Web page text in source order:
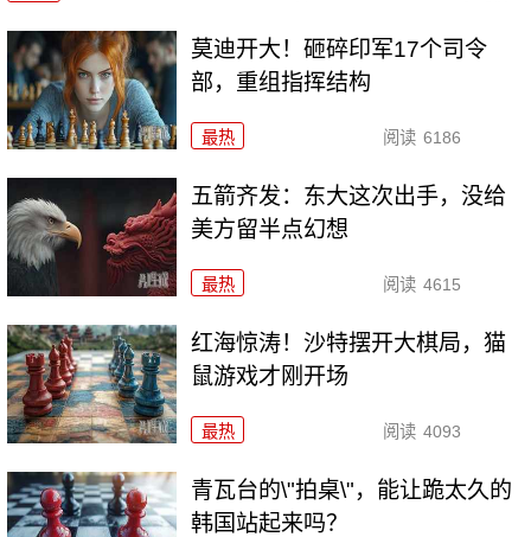
莫迪开大！砸碎印军17个司令
部，重组指挥结构
最热 阅读 6186
五箭齐发：东大这次出手，没给
美方留半点幻想
最热 阅读 4615
红海惊涛！沙特摆开大棋局，猫
鼠游戏才刚开场
最热 阅读 4093
青瓦台的\"拍桌\"，能让跪太久的
韩国站起来吗？